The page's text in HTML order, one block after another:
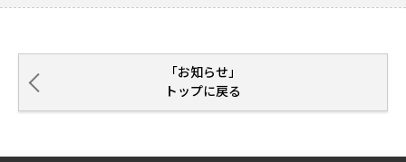
「お知らせ」
トップに戻る